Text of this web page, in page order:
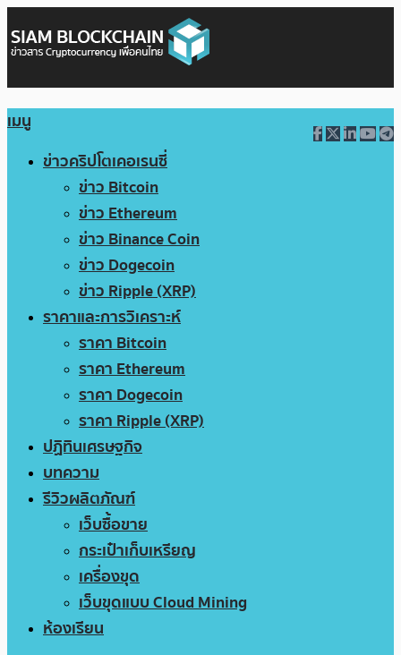
เมนู
ข่าวคริปโตเคอเรนซี่
ข่าว Bitcoin
ข่าว Ethereum
ข่าว Binance Coin
ข่าว Dogecoin
ข่าว Ripple (XRP)
ราคาและการวิเคราะห์
ราคา Bitcoin
ราคา Ethereum
ราคา Dogecoin
ราคา Ripple (XRP)
ปฏิทินเศรษฐกิจ
บทความ
รีวิวผลิตภัณฑ์
เว็บซื้อขาย
กระเป๋าเก็บเหรียญ
เครื่องขุด
เว็บขุดแบบ Cloud Mining
ห้องเรียน